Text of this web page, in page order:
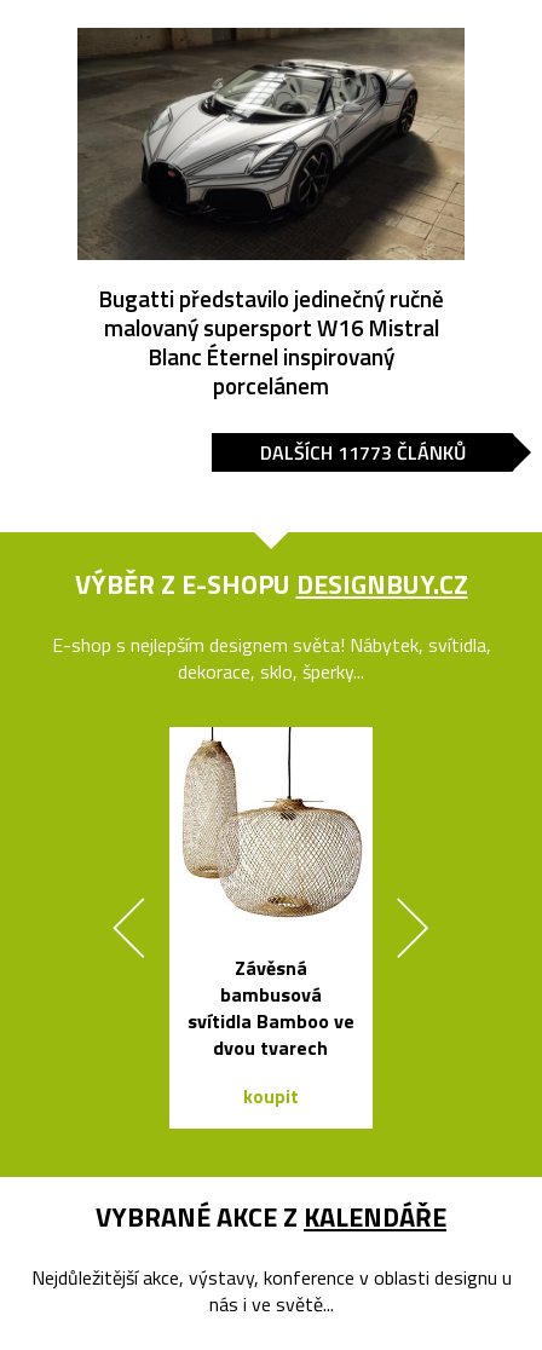
Bugatti představilo jedinečný ručně
malovaný supersport W16 Mistral
Blanc Éternel inspirovaný
porcelánem
DALŠÍCH 11773 ČLÁNKŮ
VÝBĚR Z E-SHOPU DESIGNBUY.CZ
E-shop s nejlepším designem světa! Nábytek, svítidla,
dekorace, sklo, šperky...
Závěsná
bambusová
svítidla Bamboo ve
dvou tvarech
koupit
VYBRANÉ AKCE Z KALENDÁŘE
Nejdůležitější akce, výstavy, konference v oblasti designu u
nás i ve světě...